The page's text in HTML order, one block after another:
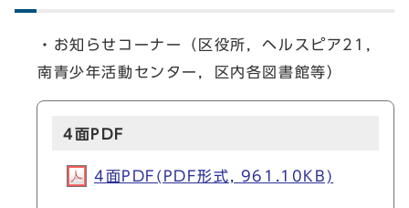
・お知らせコーナー（区役所，ヘルスピア21，
南青少年活動センター，区内各図書館等）
4面PDF
4面PDF(PDF形式, 961.10KB)